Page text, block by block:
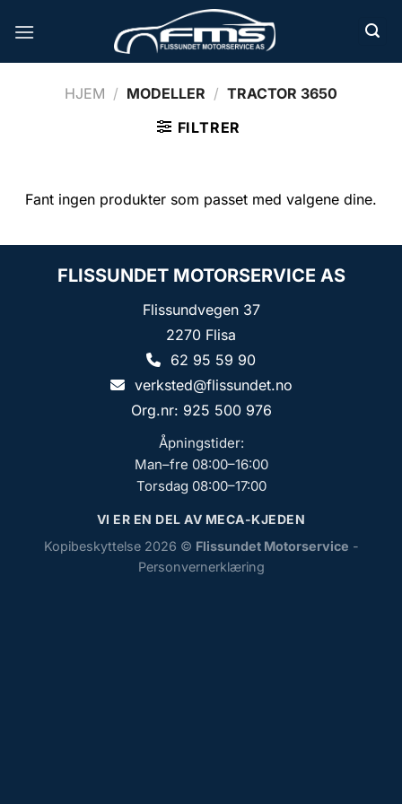
HJEM / MODELLER / TRACTOR 3650
FILTRER
Fant ingen produkter som passet med valgene dine.
FLISSUNDET MOTORSERVICE AS
Flissundvegen 37
2270 Flisa
62 95 59 90
verksted@flissundet.no
Org.nr: 925 500 976
Åpningstider:
Man–fre 08:00–16:00
Torsdag 08:00–17:00
VI ER EN DEL AV MECA-KJEDEN
Kopibeskyttelse 2026 © Flissundet Motorservice -
Personvernerklæring